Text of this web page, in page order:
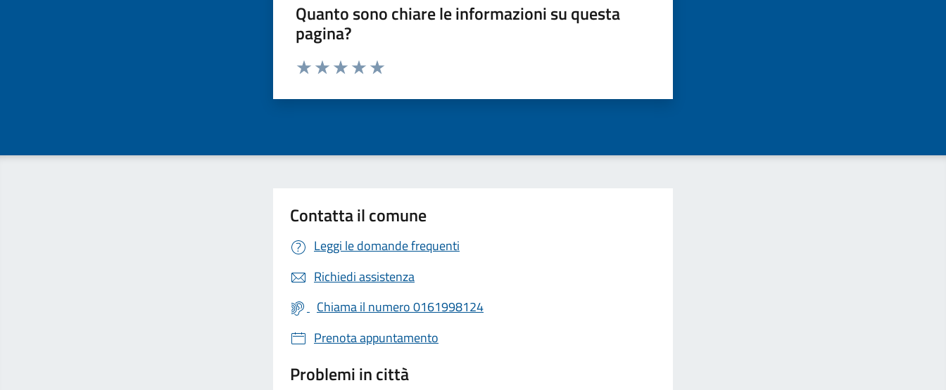
Quanto sono chiare le informazioni su questa
pagina?
Valuta da 1 a 5 stelle la pagina
Contatta il comune
Leggi le domande frequenti
Richiedi assistenza
Chiama il numero 0161998124
Prenota appuntamento
Problemi in città